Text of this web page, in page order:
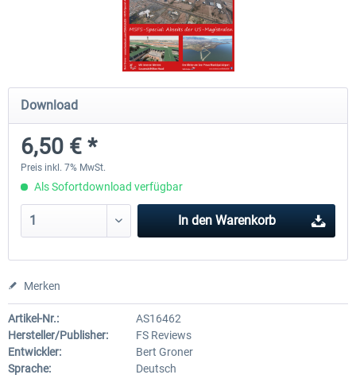
Special
6,50 € *
Download
6,50 € *
Preis inkl. 7% MwSt.
Als Sofortdownload verfügbar
In den Warenkorb
Merken
Artikel-Nr.:
AS16462
Hersteller/Publisher:
FS Reviews
Entwickler:
Bert Groner
Sprache:
Deutsch